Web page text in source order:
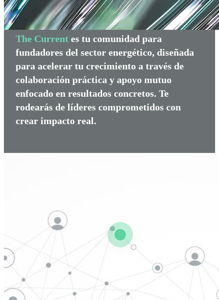
The Current es tu comunidad para
fundadores del sector energético, diseñada
para acelerar tu crecimiento a través de
colaboración práctica y apoyo mutuo
enfocado en resultados concretos. Te
rodearás de líderes comprometidos con
crear impacto real.